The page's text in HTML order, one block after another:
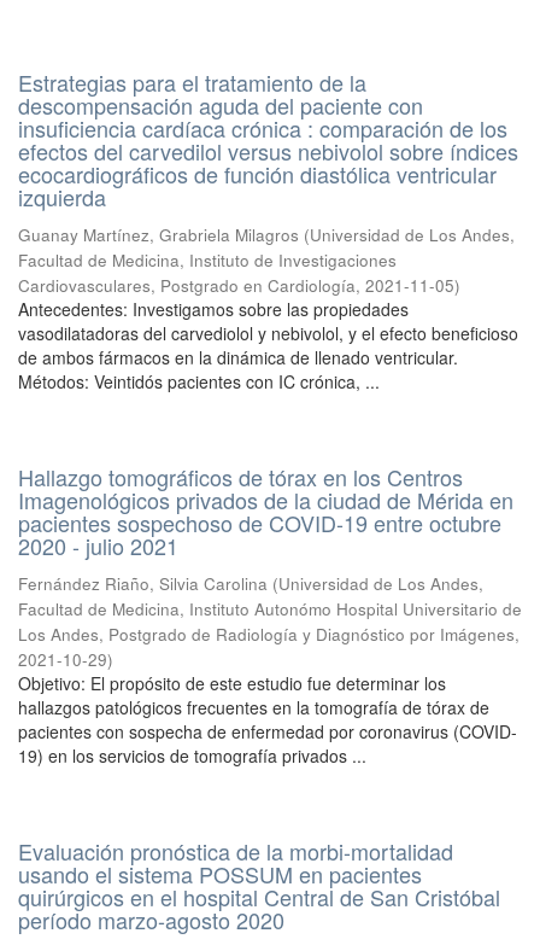
Estrategias para el tratamiento de la
descompensación aguda del paciente con
insuficiencia cardíaca crónica : comparación de los
efectos del carvedilol versus nebivolol sobre índices
ecocardiográficos de función diastólica ventricular
izquierda
Guanay Martínez, Grabriela Milagros (Universidad de Los Andes,
Facultad de Medicina, Instituto de Investigaciones
Cardiovasculares, Postgrado en Cardiología, 2021-11-05)
Antecedentes: Investigamos sobre las propiedades
vasodilatadoras del carvediolol y nebivolol, y el efecto beneficioso
de ambos fármacos en la dinámica de llenado ventricular.
Métodos: Veintidós pacientes con IC crónica, ...
Hallazgo tomográficos de tórax en los Centros
Imagenológicos privados de la ciudad de Mérida en
pacientes sospechoso de COVID-19 entre octubre
2020 - julio 2021
Fernández Riaño, Silvia Carolina (Universidad de Los Andes,
Facultad de Medicina, Instituto Autonómo Hospital Universitario de
Los Andes, Postgrado de Radiología y Diagnóstico por Imágenes,
2021-10-29)
Objetivo: El propósito de este estudio fue determinar los
hallazgos patológicos frecuentes en la tomografía de tórax de
pacientes con sospecha de enfermedad por coronavirus (COVID-
19) en los servicios de tomografía privados ...
Evaluación pronóstica de la morbi-mortalidad
usando el sistema POSSUM en pacientes
quirúrgicos en el hospital Central de San Cristóbal
período marzo-agosto 2020